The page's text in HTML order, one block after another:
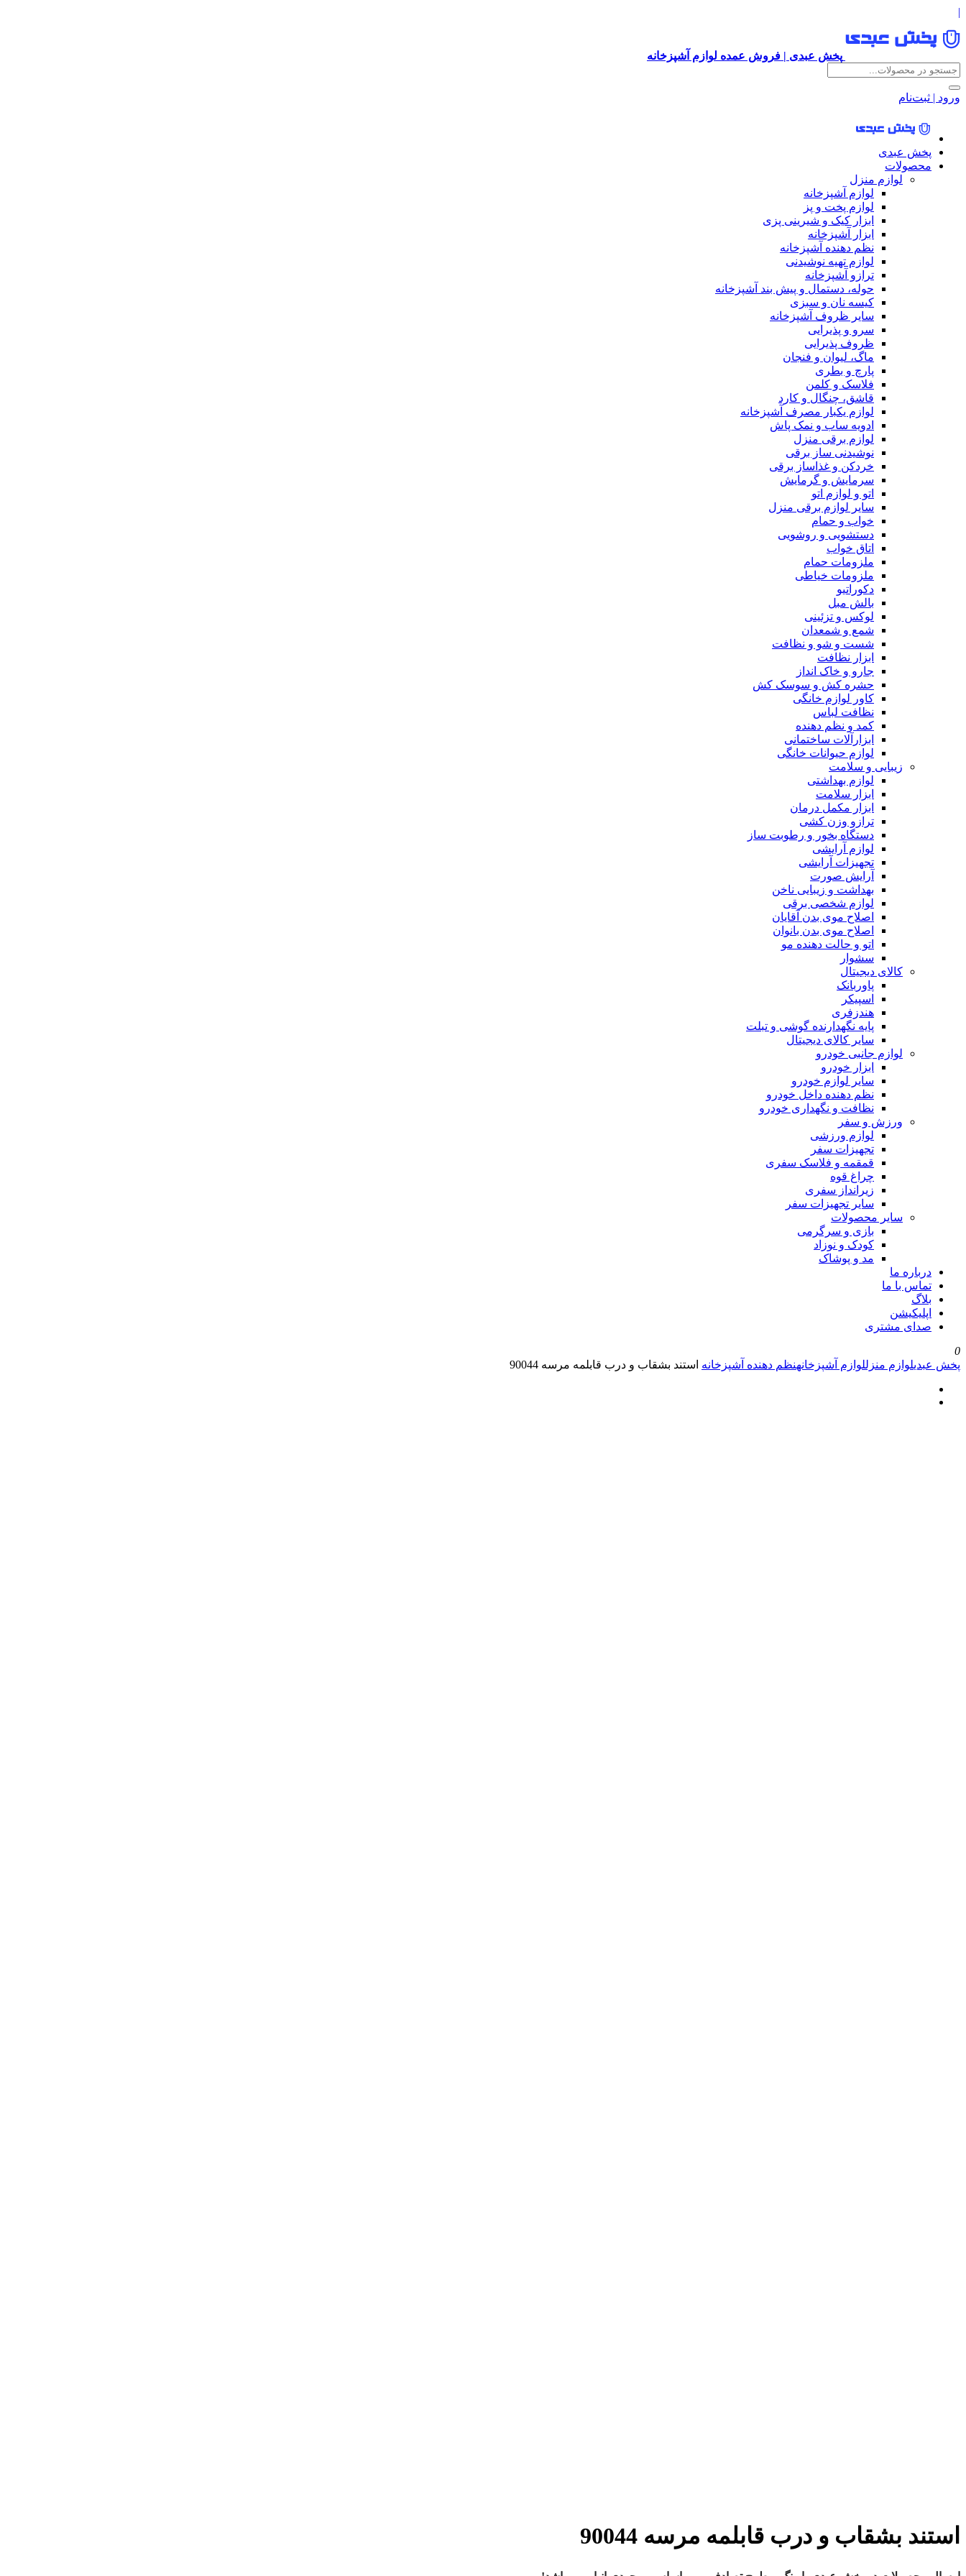
|
پخش عبدی | فروش عمده لوازم آشپزخانه
ورود | ثبت‌نام
پخش عبدی
محصولات
لوازم منزل
لوازم آشپزخانه
لوازم پخت و پز
ابزار کیک و شیرینی پزی
ابزار آشپزخانه
نظم دهنده آشپزخانه
لوازم تهیه نوشیدنی
ترازو آشپزخانه
حوله، دستمال و پیش بند آشپزخانه
کیسه نان و سبزی
سایر ظروف آشپزخانه
سرو و پذیرایی
ظروف پذیرایی
ماگ، لیوان و فنجان
پارچ و بطری
فلاسک و کلمن
قاشق، چنگال و کارد
لوازم یکبار مصرف آشپزخانه
ادویه ساب و نمک پاش
لوازم برقی منزل
نوشیدنی ساز برقی
خردکن و غذاساز برقی
سرمایش و گرمایش
اتو و لوازم اتو
سایر لوازم برقی منزل
خواب و حمام
دستشویی و روشویی
اتاق خواب
ملزومات حمام
ملزومات خیاطی
دکوراتیو
بالش مبل
لوکس و تزئینی
شمع و شمعدان
شست و شو و نظافت
ابزار نظافت
جارو و خاک انداز
حشره کش و سوسک کش
کاور لوازم خانگی
نظافت لباس
کمد و نظم دهنده
ابزارآلات ساختمانی
لوازم حیوانات خانگی
زیبایی و سلامت
لوازم بهداشتی
ابزار سلامت
ابزار مکمل درمان
ترازو وزن کشی
دستگاه بخور و رطوبت ساز
لوازم آرایشی
تجهیزات آرایشی
آرایش صورت
بهداشت و زیبایی ناخن
لوازم شخصی برقی
اصلاح موی بدن آقایان
اصلاح موی بدن بانوان
اتو و حالت دهنده مو
سشوار
کالای دیجیتال
پاوربانک
اسپیکر
هندزفری
پایه نگهدارنده گوشی و تبلت
سایر کالای دیجیتال
لوازم جانبی خودرو
ابزار خودرو
سایر لوازم خودرو
نظم دهنده داخل خودرو
نظافت و نگهداری خودرو
ورزش و سفر
لوازم ورزشی
تجهیزات سفر
قمقمه و فلاسک سفری
چراغ قوه
زیرانداز سفری
سایر تجهیزات سفر
سایر محصولات
بازی و سرگرمی
کودک و نوزاد
مد و پوشاک
درباره ما
تماس با ما
بلاگ
اپلیکیشن
صدای مشتری
0
پخش عبدیلوازم منزللوازم آشپزخانهنظم دهنده آشپزخانه استند بشقاب و درب قابلمه مرسه 90044
استند بشقاب و درب قابلمه مرسه 90044